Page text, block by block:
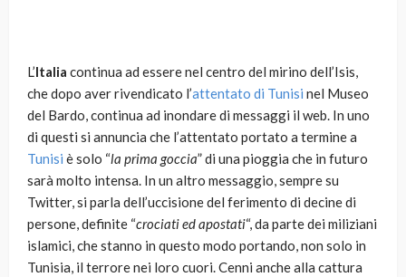
L’Italia continua ad essere nel centro del mirino dell’Isis,
che dopo aver rivendicato l’attentato di Tunisi nel Museo
del Bardo, continua ad inondare di messaggi il web. In uno
di questi si annuncia che l’attentato portato a termine a
Tunisi è solo “la prima goccia” di una pioggia che in futuro
sarà molto intensa. In un altro messaggio, sempre su
Twitter, si parla dell’uccisione del ferimento di decine di
persone, definite “crociati ed apostati“, da parte dei miliziani
islamici, che stanno in questo modo portando, non solo in
Tunisia, il terrore nei loro cuori. Cenni anche alla cattura